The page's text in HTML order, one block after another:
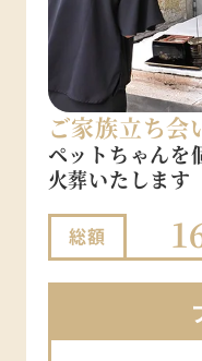
ご家族立ち会
ペットちゃんを
火葬いたします
総額